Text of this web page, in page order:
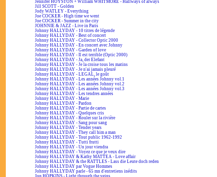
Jennifer HOYSTON + William WHITMORE - Hallways of always
Jill SCOTT - Golden
Jody WATLEY - Everything
Joe COCKER - High time we went
Joe COCKER - Summer in the city
JOHNNIE & JAZZ - Live in Paris
Johnny HALLYDAY - 10 titres de légende
Johnny HALLYDAY - Best of concert
Johnny HALLYDAY - Collector Optic 2000
Johnny HALLYDAY - En concert avec Johnny
Johnny HALLYDAY - Garden of love
Johnny HALLYDAY - Il est terrible (Optic 2000)
Johnny HALLYDAY - Ja, der Elefant
Johnny HALLYDAY - Je la croise tous les matins
Johnny HALLYDAY - Je n'ai jamais pleuré
Johnny HALLYDAY - LEGAL, le goût
Johnny HALLYDAY - Les années Johnny vol.1
Johnny HALLYDAY - Les années Johnny vol.2
Johnny HALLYDAY - Les années Johnny vol.3
Johnny HALLYDAY - Les tendres années
Johnny HALLYDAY - Marie
Johnny HALLYDAY - Pardon
Johnny HALLYDAY - Partie de cartes
Johnny HALLYDAY - Quelques cris
Johnny HALLYDAY - Rouler sur la rivière
Johnny HALLYDAY - Sang pour sang
Johnny HALLYDAY - Tender years
Johnny HALLYDAY - They call him a man
Johnny HALLYDAY - Tout public 1962-1992
Johnny HALLYDAY - Tutti frutti
Johnny HALLYDAY - Un jour viendra
Johnny HALLYDAY - Voyez ce que je veux dire
Johnny HALLYDAY & Kathy MATTEA - Love affair
Johnny HALLYDAY & the RATTLES - Lass die Leute doch reden
Johnny HALLYDAY par Vogue Hommes
Johnny HALLYDAY parle - 65 mn d'entretiens inédits
Jon HOPKINS - Light through the veins